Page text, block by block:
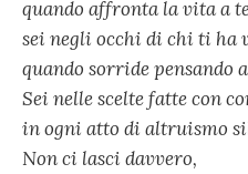
quando affronta la vita a
sei negli occhi di chi ti ha
quando sorride pensando
Sei nelle scelte fatte con
in ogni atto di altruismo
Non ci lasci davvero,